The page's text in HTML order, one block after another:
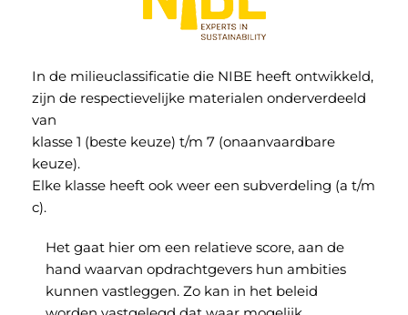
In de milieuclassificatie die NIBE heeft ontwikkeld,
zijn de respectievelijke materialen onderverdeeld
van
klasse 1 (beste keuze) t/m 7 (onaanvaardbare
keuze).
Elke klasse heeft ook weer een subverdeling (a t/m
c).
Het gaat hier om een relatieve score, aan de
hand waarvan opdrachtgevers hun ambities
kunnen vastleggen. Zo kan in het beleid